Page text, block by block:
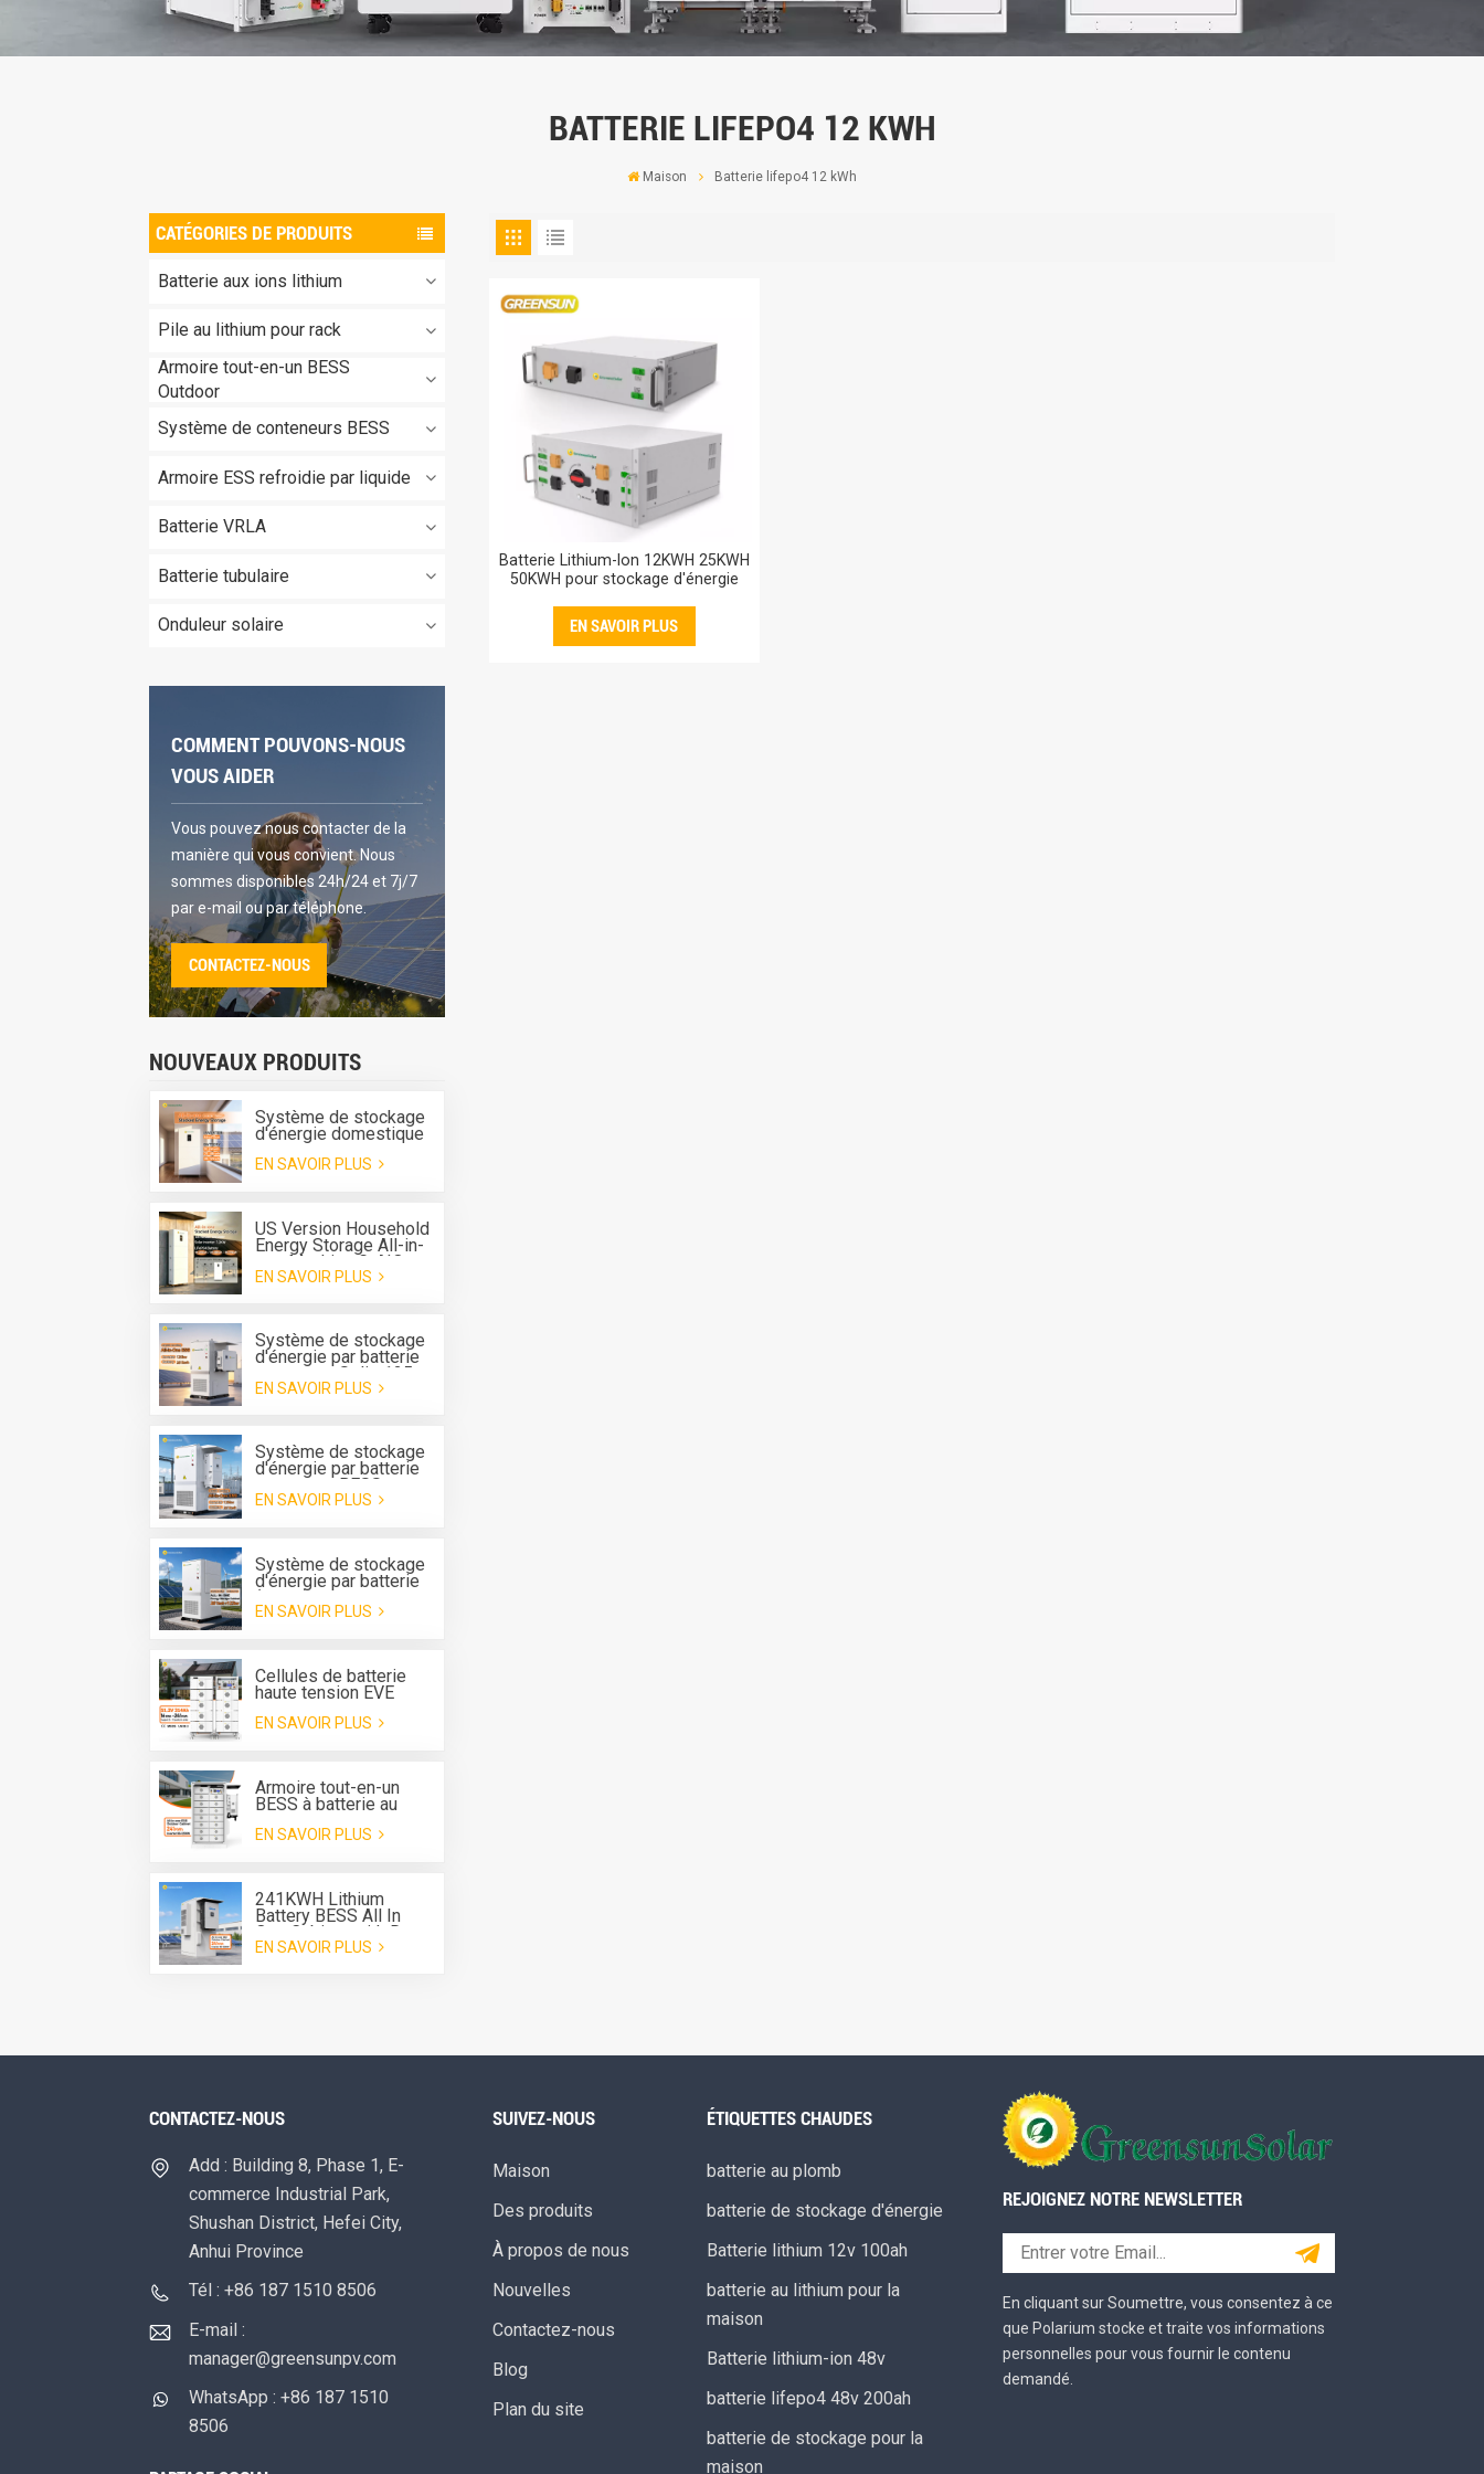
BATTERIE LIFEPO4 12 KWH
Maison Batterie lifepo4 12 kWh
CATÉGORIES DE PRODUITS
Batterie aux ions lithium
Pile au lithium pour rack
Armoire tout-en-un BESS
Outdoor
Système de conteneurs BESS
Armoire ESS refroidie par liquide
Batterie VRLA
Batterie tubulaire
Onduleur solaire
COMMENT POUVONS-NOUS
VOUS AIDER
Vous pouvez nous contacter de la
manière qui vous convient. Nous
sommes disponibles 24h/24 et 7j/7
par e-mail ou par téléphone.
CONTACTEZ-NOUS
NOUVEAUX PRODUITS
Système de stockage
d'énergie domestique
tout-en-un Greensun G-
AIO-200-S6K/S11K
EN SAVOIR PLUS
US Version Household
Energy Storage All-in-
one Machine G-AIO-
200-U7.2K
EN SAVOIR PLUS
Système de stockage
d'énergie par batterie
tout-en-un Solis 125
kW 261 kWh avec
EN SAVOIR PLUS
Système de stockage
d'énergie par batterie
tout-en-un BESS
extérieur Deye 125 kW
EN SAVOIR PLUS
Système de stockage
d'énergie par batterie
(BESS) tout-en-un pour
extérieur avec
batterie de 261 kWh.
EN SAVOIR PLUS
Cellules de batterie
haute tension EVE
Système de batterie
EN SAVOIR PLUS
Armoire tout-en-un
BESS à batterie au
pour système de
EN SAVOIR PLUS
241KWH Lithium
Battery BESS All In
One Cabinet with Deye
three phase Hybrid
EN SAVOIR PLUS
Batterie Lithium-Ion 12KWH 25KWH
50KWH pour stockage d'énergie
LiFePO4, prix de la batterie
EN SAVOIR PLUS
CONTACTEZ-NOUS
Add : Building 8, Phase 1, E-
commerce Industrial Park,
Shushan District, Hefei City,
Anhui Province
Tél : +86 187 1510 8506
E-mail :
manager@greensunpv.com
WhatsApp : +86 187 1510
8506
SUIVEZ-NOUS
Maison
Des produits
À propos de nous
Nouvelles
Contactez-nous
Blog
Plan du site
ÉTIQUETTES CHAUDES
batterie au plomb
batterie de stockage d'énergie
Batterie lithium 12v 100ah
batterie au lithium pour la
maison
Batterie lithium-ion 48v
batterie lifepo4 48v 200ah
batterie de stockage pour la
maison
REJOIGNEZ NOTRE NEWSLETTER
En cliquant sur Soumettre, vous consentez à ce
que Polarium stocke et traite vos informations
personnelles pour vous fournir le contenu
demandé.